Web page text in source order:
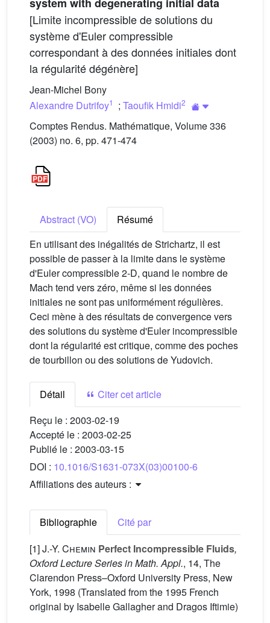
[Limite incompressible de solutions du
système d'Euler compressible
correspondant à des données initiales dont
la régularité dégénère]
Jean-Michel Bony
Alexandre Dutrifoy1 ; Taoufik Hmidi2
Comptes Rendus. Mathématique, Volume 336
(2003) no. 6, pp. 471-474
Abstract (VO)
Résumé
En utilisant des inégalités de Strichartz, il est
possible de passer à la limite dans le système
d'Euler compressible 2-D, quand le nombre de
Mach tend vers zéro, même si les données
initiales ne sont pas uniformément régulières.
Ceci mène à des résultats de convergence vers
des solutions du système d'Euler incompressible
dont la régularité est critique, comme des poches
de tourbillon ou des solutions de Yudovich.
Détail
Citer cet article
Reçu le : 2003-02-19
Accepté le : 2003-02-25
Publié le : 2003-03-15
DOI : 10.1016/S1631-073X(03)00100-6
Affiliations des auteurs :
Bibliographie
Cité par
[1]J.-Y. Chemin Perfect Incompressible Fluids,
Oxford Lecture Series in Math. Appl., 14, The
Clarendon Press–Oxford University Press, New
York, 1998 (Translated from the 1995 French
original by Isabelle Gallagher and Dragos Iftimie)